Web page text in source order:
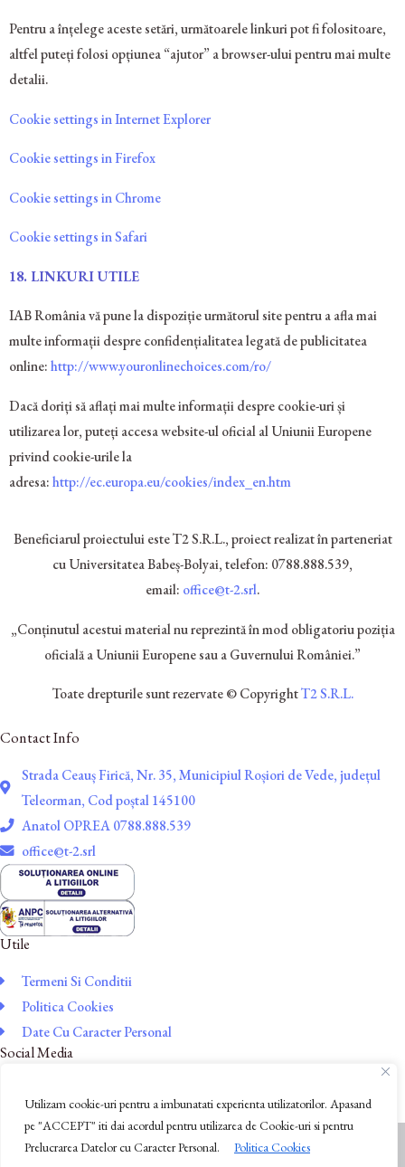
Utilizam cookie-uri pentru a imbunatati experienta utilizatorilor. Apasand
pe "ACCEPT" iti dai acordul pentru utilizarea de Cookie-uri si pentru
Prelucrarea Datelor cu Caracter Personal.
Politica Cookies
Pentru a înțelege aceste setări, următoarele linkuri pot fi folositoare,
altfel puteți folosi opțiunea “ajutor” a browser-ului pentru mai multe
detalii.
Cookie settings in Internet Explorer
Cookie settings in Firefox
Cookie settings in Chrome
Cookie settings in Safari
18. LINKURI UTILE
IAB România vă pune la dispoziție următorul site pentru a afla mai
multe informații despre confidențialitatea legată de publicitatea
online:http://www.youronlinechoices.com/ro/
Dacă doriți să aflați mai multe informații despre cookie-uri și
utilizarea lor, puteți accesa website-ul oficial al Uniunii Europene
privind cookie-urile la
adresa:http://ec.europa.eu/cookies/index_en.htm
Beneficiarul proiectului este T2 S.R.L., proiect realizat în parteneriat
cu Universitatea Babeș-Bolyai, telefon: 0788.888.539,
email: office@t-2.srl.
„Conținutul acestui material nu reprezintă în mod obligatoriu poziția
oficială a Uniunii Europene sau a Guvernului României.”
Toate drepturile sunt rezervate © CopyrightT2 S.R.L.
Contact Info
Strada Ceauș Firică, Nr. 35, Municipiul Roșiori de Vede, județul
Teleorman, Cod poștal 145100
Anatol OPREA 0788.888.539
office@t-2.srl
Utile
Termeni Si Conditii
Politica Cookies
Date Cu Caracter Personal
Social Media
Toate drepturile sunt rezervate © 2026 Copyright